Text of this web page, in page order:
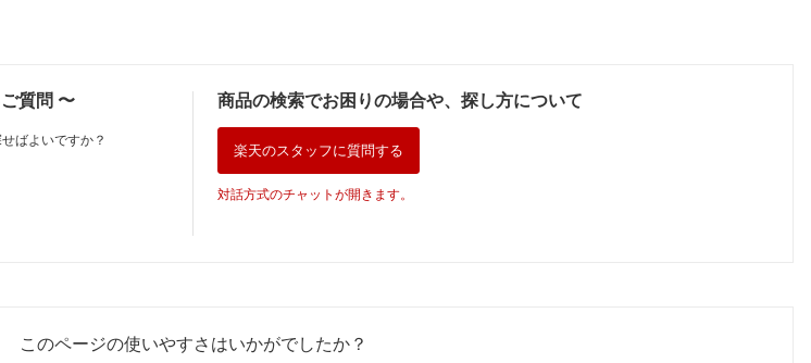
質問 〜
ばよいですか？
商品の検索でお困りの場合や、探し方について
楽天のスタッフに質問する
対話方式のチャットが開きます。
このページの使いやすさはいかがでしたか？